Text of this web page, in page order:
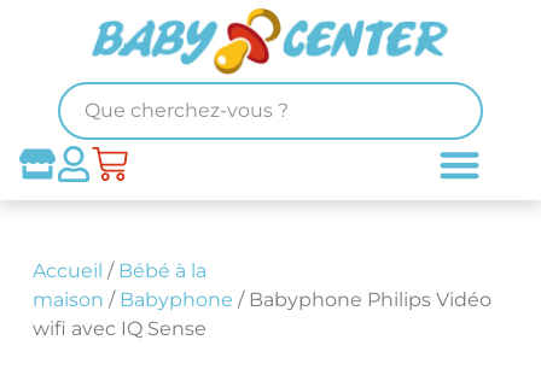
Accueil / Bébé à la
maison / Babyphone / Babyphone Philips Vidéo
wifi avec IQ Sense